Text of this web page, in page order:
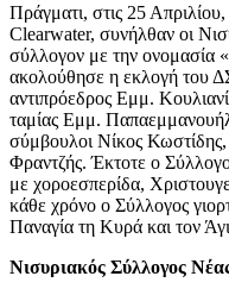
Πράγματι, στις 25
Clearwater, συνήλθαν οι
σύλλογον με την ονομασία
ακολούθησε η εκλογή του
αντιπρόεδρος Εμμ.
ταμίας Εμμ.
σύμβουλοι Νίκος
Φραντζής. Έκτοτε ο
με χοροεσπερίδα,
κάθε χρόνο ο Σύλλογος
Παναγία τη Κυρά και τον
Νισυριακός Σύλλογος